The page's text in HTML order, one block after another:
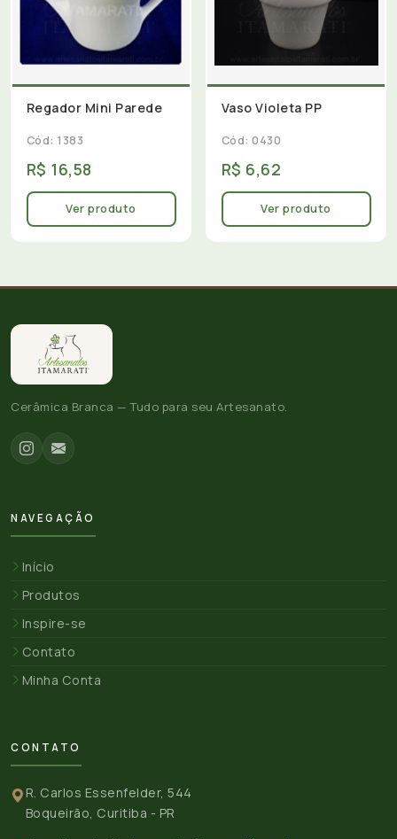
Regador Mini Parede
Cód: 1383
R$ 16,58
Ver produto
Vaso Violeta PP
Cód: 0430
R$ 6,62
Ver produto
Cerâmica Branca — Tudo para seu Artesanato.
NAVEGAÇÃO
Início
Produtos
Inspire-se
Contato
Minha Conta
CONTATO
R. Carlos Essenfelder, 544
Boqueirão, Curitiba - PR